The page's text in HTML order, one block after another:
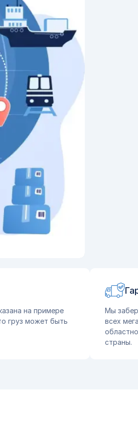
на примере
груз может быть
Мы
всех
страны.